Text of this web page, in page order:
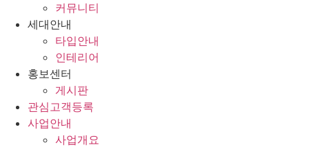
커뮤니티
세대안내
타입안내
인테리어
홍보센터
게시판
관심고객등록
사업안내
사업개요